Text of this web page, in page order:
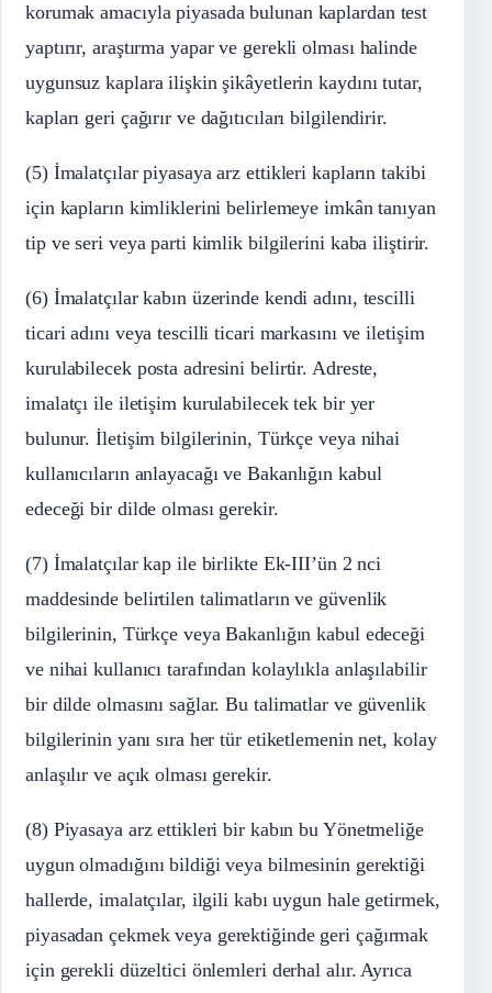
korumak amacıyla piyasada bulunan kaplardan test
yaptırır, araştırma yapar ve gerekli olması halinde
uygunsuz kaplara ilişkin şikâyetlerin kaydını tutar,
kapları geri çağırır ve dağıtıcıları bilgilendirir.
(5) İmalatçılar piyasaya arz ettikleri kapların takibi
için kapların kimliklerini belirlemeye imkân tanıyan
tip ve seri veya parti kimlik bilgilerini kaba iliştirir.
(6) İmalatçılar kabın üzerinde kendi adını, tescilli
ticari adını veya tescilli ticari markasını ve iletişim
kurulabilecek posta adresini belirtir. Adreste,
imalatçı ile iletişim kurulabilecek tek bir yer
bulunur. İletişim bilgilerinin, Türkçe veya nihai
kullanıcıların anlayacağı ve Bakanlığın kabul
edeceği bir dilde olması gerekir.
(7) İmalatçılar kap ile birlikte Ek-III’ün 2 nci
maddesinde belirtilen talimatların ve güvenlik
bilgilerinin, Türkçe veya Bakanlığın kabul edeceği
ve nihai kullanıcı tarafından kolaylıkla anlaşılabilir
bir dilde olmasını sağlar. Bu talimatlar ve güvenlik
bilgilerinin yanı sıra her tür etiketlemenin net, kolay
anlaşılır ve açık olması gerekir.
(8) Piyasaya arz ettikleri bir kabın bu Yönetmeliğe
uygun olmadığını bildiği veya bilmesinin gerektiği
hallerde, imalatçılar, ilgili kabı uygun hale getirmek,
piyasadan çekmek veya gerektiğinde geri çağırmak
için gerekli düzeltici önlemleri derhal alır. Ayrıca